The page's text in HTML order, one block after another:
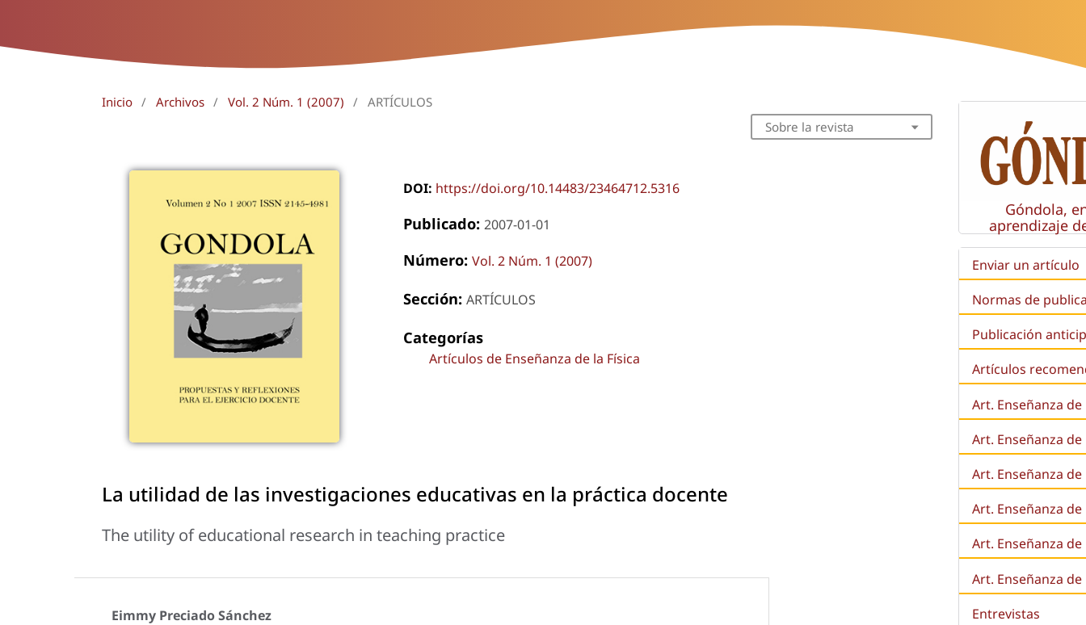
Inicio / Archivos / Vol. 2 Núm. 1 (2007) / ARTÍCULOS
DOI: https://doi.org/10.14483/23464712.5316
Publicado: 2007-01-01
Número: Vol. 2 Núm. 1 (2007)
Sección: ARTÍCULOS
Categorías
Artículos de Enseñanza de la Física
La utilidad de las investigaciones educativas en la práctica docente
The utility of educational research in teaching practice
Eimmy Preciado Sánchez
Sobre la revista
Góndola,
aprendizaje
Enviar un artículo
Normas de
Publicación
Artículos
Art. Enseñanza
Art. Enseñanza
Art. Enseñanza de
Art. Enseñanza de
Art. Enseñanza
Art. Enseñanza
Entrevistas